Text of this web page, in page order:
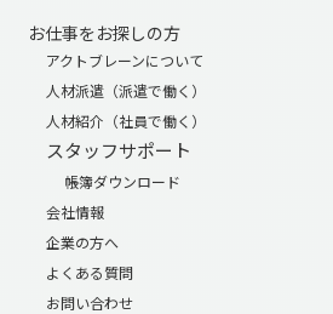
お仕事をお探しの方
アクトブレーンについて
人材派遣（派遣で働く）
人材紹介（社員で働く）
スタッフサポート
帳簿ダウンロード
会社情報
企業の方へ
よくある質問
お問い合わせ